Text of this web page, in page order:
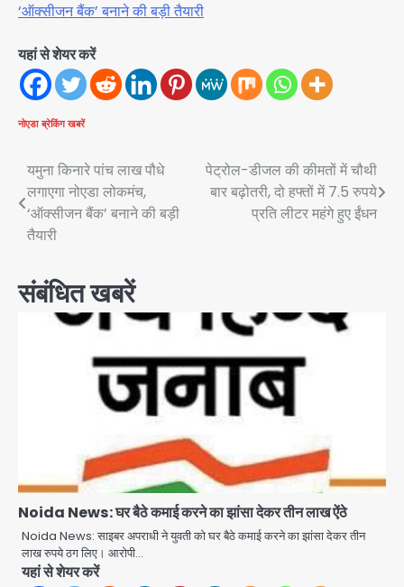
‘ऑक्सीजन बैंक’ बनाने की बड़ी तैयारी
यहां से शेयर करें
नोएडा ब्रेकिंग खबरें
Post
navigation
यमुना किनारे पांच लाख पौधे
लगाएगा नोएडा लोकमंच,
‘ऑक्सीजन बैंक’ बनाने की बड़ी
तैयारी
पेट्रोल-डीजल की कीमतों में चौथी
बार बढ़ोतरी, दो हफ्तों में 7.5 रुपये
प्रति लीटर महंगे हुए ईंधन
संबंधित खबरें
Noida News: घर बैठे कमाई करने का झांसा देकर तीन लाख ऐंठे
Noida News: साइबर अपराधी ने युवती को घर बैठे कमाई करने का झांसा देकर तीन
लाख रुपये ठग लिए। आरोपी…
यहां से शेयर करें